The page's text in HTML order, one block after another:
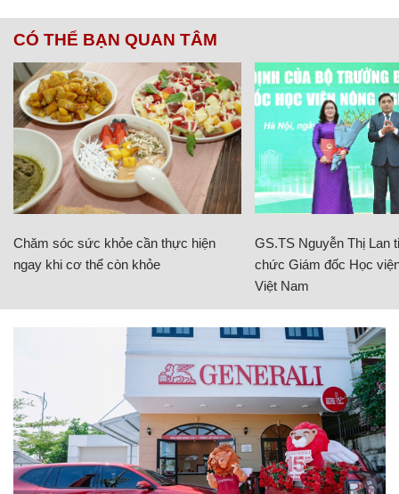
CÓ THỂ BẠN QUAN TÂM
Chăm sóc sức khỏe cần thực hiện
ngay khi cơ thể còn khỏe
GS.TS Nguyễn Thị Lan
chức Giám đốc Học
Việt Nam